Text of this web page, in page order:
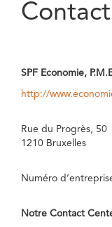
Contact
SPF Economie,
http://
Rue du Progrès, 50
1210 Bruxelles
Numéro
Notre Contact